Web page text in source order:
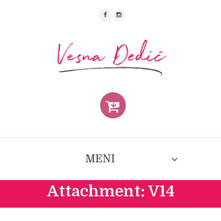
MENI
Attachment: V14